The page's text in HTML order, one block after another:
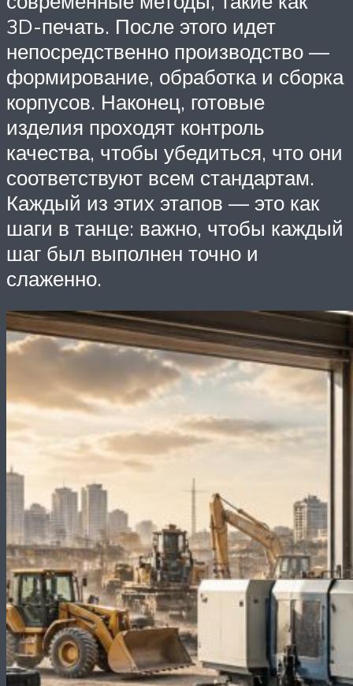
3D-печать. После этого идет
непосредственно производство —
формирование, обработка и сборка
корпусов. Наконец, готовые
изделия проходят контроль
качества, чтобы убедиться, что они
соответствуют всем стандартам.
Каждый из этих этапов — это как
шаги в танце: важно, чтобы каждый
шаг был выполнен точно и
слаженно.